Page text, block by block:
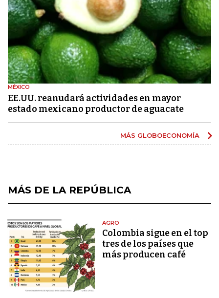
MÉXICO
EE.UU. reanudará actividades en mayor
estado mexicano productor de aguacate
MÁS GLOBOECONOMÍA
MÁS DE LA REPÚBLICA
AGRO
Colombia sigue en el top
tres de los países que
más producen café